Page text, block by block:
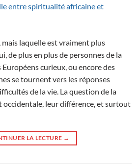
mais laquelle est vraiment plus
de plus en plus de personnes de la
curieux, ou encore des
se tournent vers les réponses
de la vie. La question de la
leur différence, et surtout
LA LECTURE →